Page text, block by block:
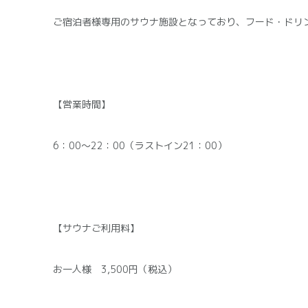
ご宿泊者様専用のサウナ施設となっており、フード・ドリ
【営業時間】
6：00～22：00（ラストイン21：00）
【サウナご利用料】
お一人様 3,500円（税込）